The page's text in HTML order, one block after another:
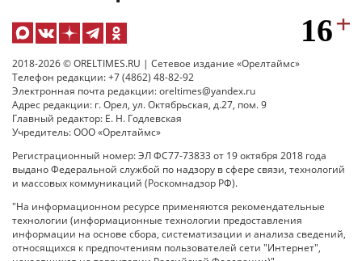
2018-2026 © ORELTIMES.RU | Сетевое издание «Орелтаймс»
Телефон редакции: +7 (4862) 48-82-92
Электронная почта редакции: oreltimes@yandex.ru
Адрес редакции: г. Орел, ул. Октябрьская, д.27, пом. 9
Главный редактор: Е. Н. Годлевская
Учредитель: ООО «Орелтаймс»
Регистрационный номер: ЭЛ ФС77-73833 от 19 октября 2018 года
выдано Федеральной службой по надзору в сфере связи, технологий
и массовых коммуникаций (Роскомнадзор РФ).
"На информационном ресурсе применяются рекомендательные
технологии (информационные технологии предоставления
информации на основе сбора, систематизации и анализа сведений,
относящихся к предпочтениям пользователей сети "Интернет",